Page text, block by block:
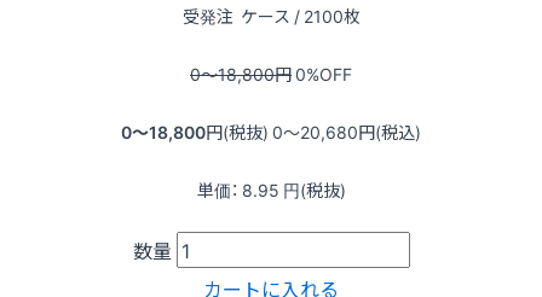
受発注 ケース / 2100枚
0〜18,800円0%OFF
0〜18,800円(税抜) 0〜20,680円(税込)
単価： 8.95 円(税抜)
数量
カートに入れる